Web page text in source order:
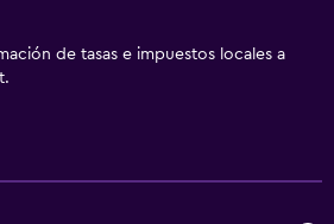
de tasas e impuestos locales a